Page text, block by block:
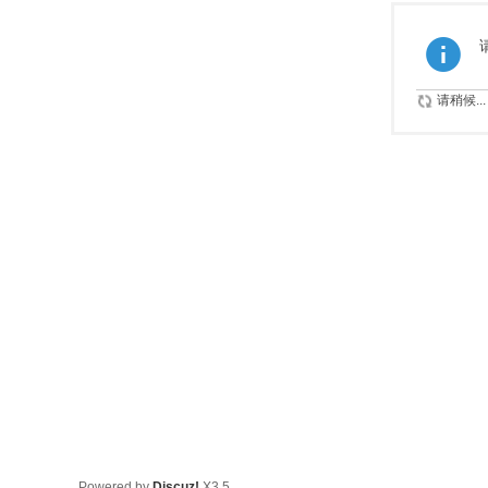
请稍候...